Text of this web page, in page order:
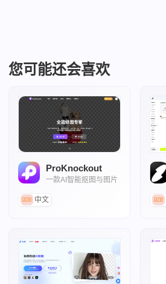
您可能还会喜欢
ProKnockout
一款AI智能抠图与图片
中文